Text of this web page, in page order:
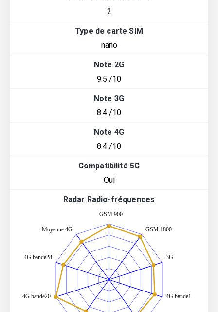
2
Type de carte SIM
nano
Note 2G
9.5 /10
Note 3G
8.4 /10
Note 4G
8.4 /10
Compatibilité 5G
Oui
Radar Radio-fréquences